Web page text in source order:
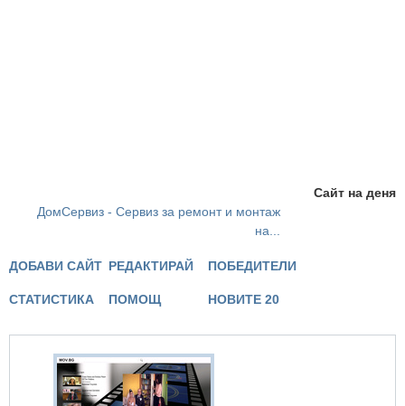
Сайт на деня
ДомСервиз - Сервиз за ремонт и монтаж
на...
ДОБАВИ САЙТ РЕДАКТИРАЙ ПОБЕДИТЕЛИ
СТАТИСТИКА ПОМОЩ НОВИТЕ 20